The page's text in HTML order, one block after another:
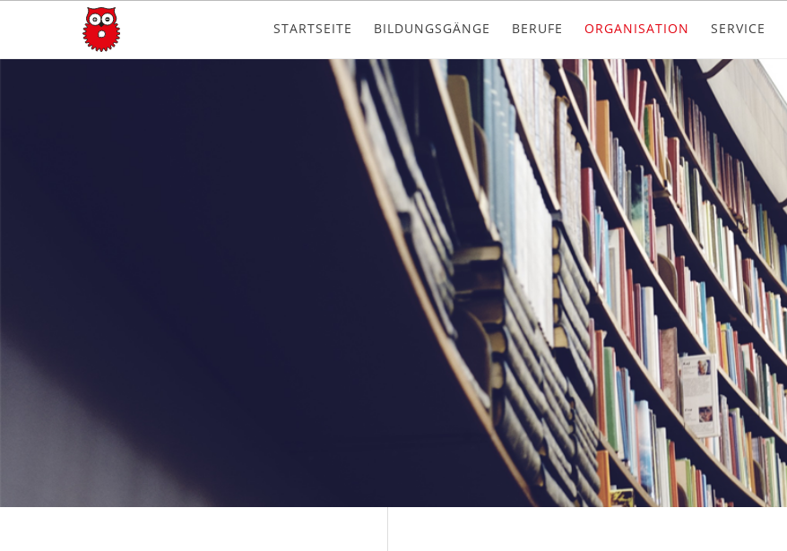
STARTSEITE BILDUNGSGÄNGE BERUFE ORGANISATION SERVICE